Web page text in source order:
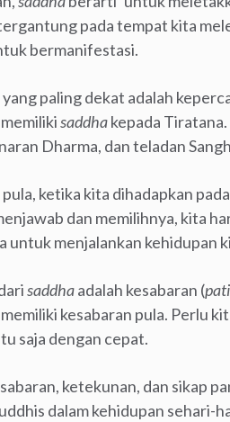
pada tempat kita
bermanifestasi.
yang paling dekat adalah
saddhakepada
Dharma, dan teladan
ketika kita dihadapkan
dan memilihnya, kita
untuk menjalankan kehidupan
saddhaadalah kesabaran (
kesabaran pula. Perlu
saja dengan cepat.
ketekunan, dan sikap
dalam kehidupan sehari-